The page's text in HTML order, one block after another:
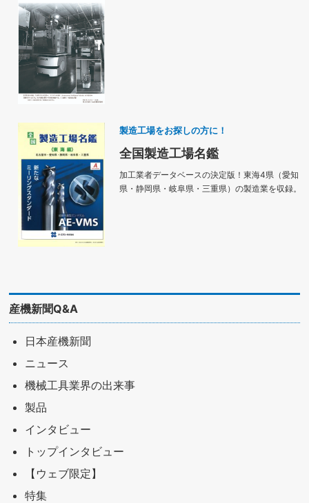
製造工場をお探しの方に！
全国製造工場名鑑
加工業者データベースの決定版！東海4県（愛知
県・静岡県・岐阜県・三重県）の製造業を収録。
産機新聞Q&A
日本産機新聞
ニュース
機械工具業界の出来事
製品
インタビュー
トップインタビュー
【ウェブ限定】
特集